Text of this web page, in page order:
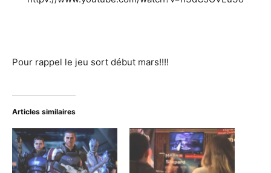
Pour rappel le jeu sort début mars!!!!
Articles similaires